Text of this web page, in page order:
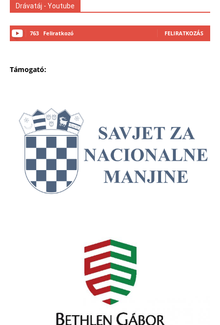
Drávatáj - Youtube
763 Feliratkozó FELIRATKOZÁS
Támogató: